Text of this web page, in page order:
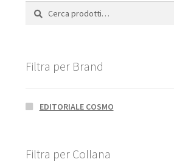
Cerca:
Cerca
Filtra per Brand
EDITORIALE COSMO
Filtra per Collana